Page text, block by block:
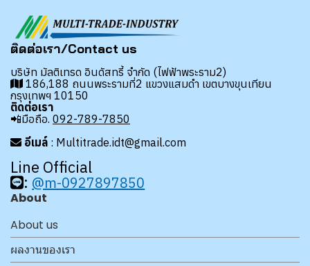
ติดต่อเรา/Contact us
บริษัท มัลติเทรด อินดัสทรี้ จำกัด (ไฟฟ้าพระราม2)
186,188 ถนนพระรามที่2 แขวงแสมดำ เขตบางขุนเทียน
กรุงเทพฯ 10150
ติดต่อเรา
📲มือถือ. 092-789-7850
อีเมล์ : Multitrade.idt@gmail.com
Line Official
: @m-0927897850
About
About us
ผลงานของเรา